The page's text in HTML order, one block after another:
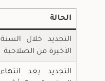
الحالة
التجديد خلال السنة
الأخيرة من الصلاحية
التجديد بعد انتهاء